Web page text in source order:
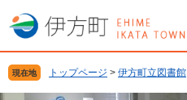
ー
先
頭
ニ
を
飛
現在地 トップページ > 伊方町立図書館